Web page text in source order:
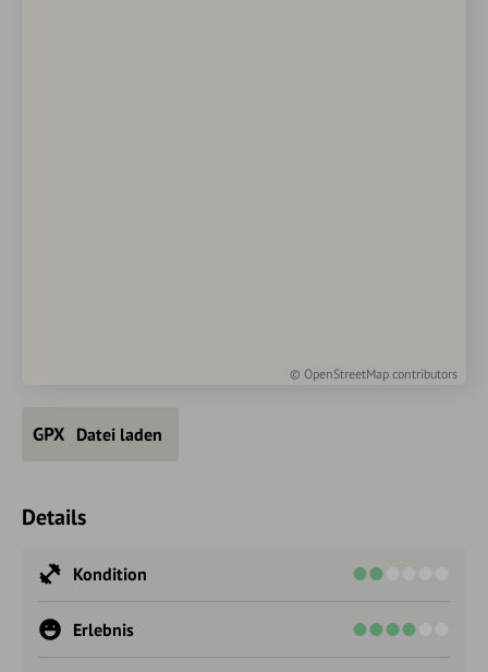
© OpenStreetMap contributors
Datei laden
Details
Kondition
Erlebnis